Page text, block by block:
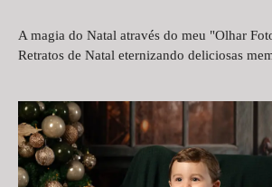
A magia do Natal através do meu "Olhar
Retratos de Natal eternizando deliciosas